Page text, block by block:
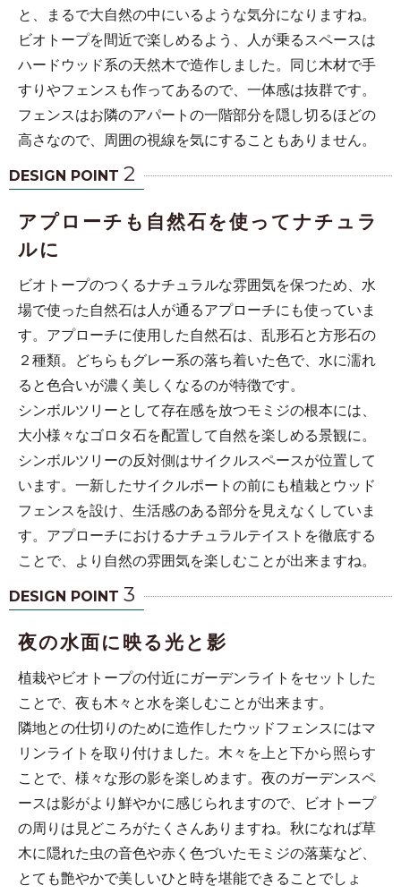
と、まるで大自然の中にいるような気分になりますね。
ビオトープを間近で楽しめるよう、人が乗るスペースは
ハードウッド系の天然木で造作しました。同じ木材で手
すりやフェンスも作ってあるので、一体感は抜群です。
フェンスはお隣のアパートの一階部分を隠し切るほどの
高さなので、周囲の視線を気にすることもありません。
DESIGN POINT 2
アプローチも自然石を使ってナチュラ
ルに
ビオトープのつくるナチュラルな雰囲気を保つため、水
場で使った自然石は人が通るアプローチにも使っていま
す。アプローチに使用した自然石は、乱形石と方形石の
２種類。どちらもグレー系の落ち着いた色で、水に濡れ
ると色合いが濃く美しくなるのが特徴です。
シンボルツリーとして存在感を放つモミジの根本には、
大小様々なゴロタ石を配置して自然を楽しめる景観に。
シンボルツリーの反対側はサイクルスペースが位置して
います。一新したサイクルポートの前にも植栽とウッド
フェンスを設け、生活感のある部分を見えなくしていま
す。アプローチにおけるナチュラルテイストを徹底する
ことで、より自然の雰囲気を楽しむことが出来ますね。
DESIGN POINT 3
夜の水面に映る光と影
植栽やビオトープの付近にガーデンライトをセットした
ことで、夜も木々と水を楽しむことが出来ます。
隣地との仕切りのために造作したウッドフェンスにはマ
リンライトを取り付けました。木々を上と下から照らす
ことで、様々な形の影を楽しめます。夜のガーデンスペ
ースは影がより鮮やかに感じられますので、ビオトープ
の周りは見どころがたくさんありますね。秋になれば草
木に隠れた虫の音色や赤く色づいたモミジの落葉など、
とても艶やかで美しいひと時を堪能できることでしょ